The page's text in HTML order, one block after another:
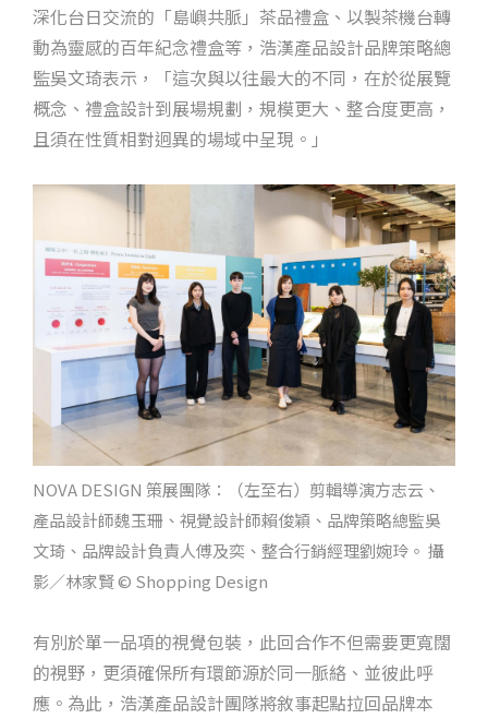
深化台日交流的「島嶼共脈」茶品禮盒、以製茶機台轉
動為靈感的百年紀念禮盒等，浩漢產品設計品牌策略總
監吳文琦表示，「這次與以往最大的不同，在於從展覽
概念、禮盒設計到展場規劃，規模更大、整合度更高，
且須在性質相對迥異的場域中呈現。」
NOVA DESIGN 策展團隊：（左至右）剪輯導演方志云、
產品設計師魏玉珊、視覺設計師賴俊穎、品牌策略總監吳
文琦、品牌設計負責人傅及奕、整合行銷經理劉婉玲。 攝
影／林家賢 © Shopping Design
有別於單一品項的視覺包裝，此回合作不但需要更寬闊
的視野，更須確保所有環節源於同一脈絡、並彼此呼
應。為此，浩漢產品設計團隊將敘事起點拉回品牌本